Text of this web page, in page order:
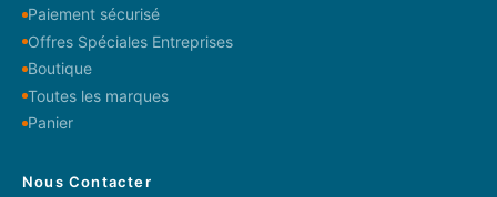
Paiement sécurisé
Offres Spéciales Entreprises
Boutique
Toutes les marques
Panier
Nous Contacter